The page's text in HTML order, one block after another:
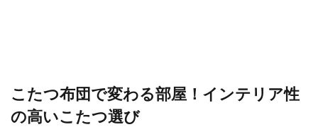
こたつ布団で変わる部屋！インテリア性
の高いこたつ選び